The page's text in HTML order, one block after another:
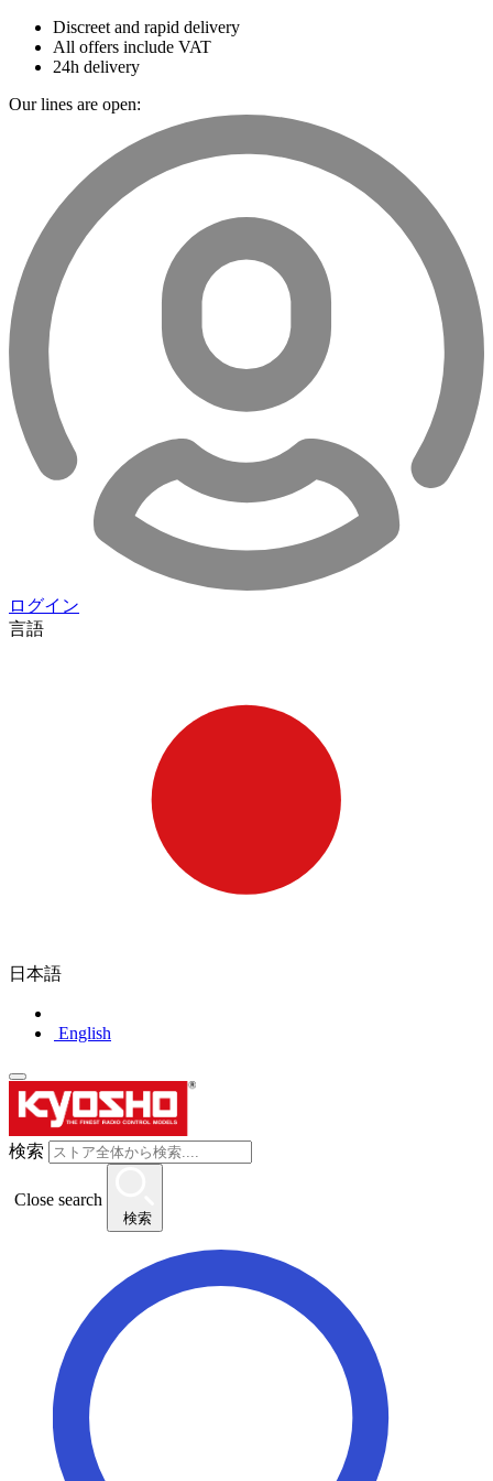
Discreet and rapid delivery
All offers include VAT
24h delivery
Our lines are open:
ログイン
言語
日本語
English
検索
Close search
検索